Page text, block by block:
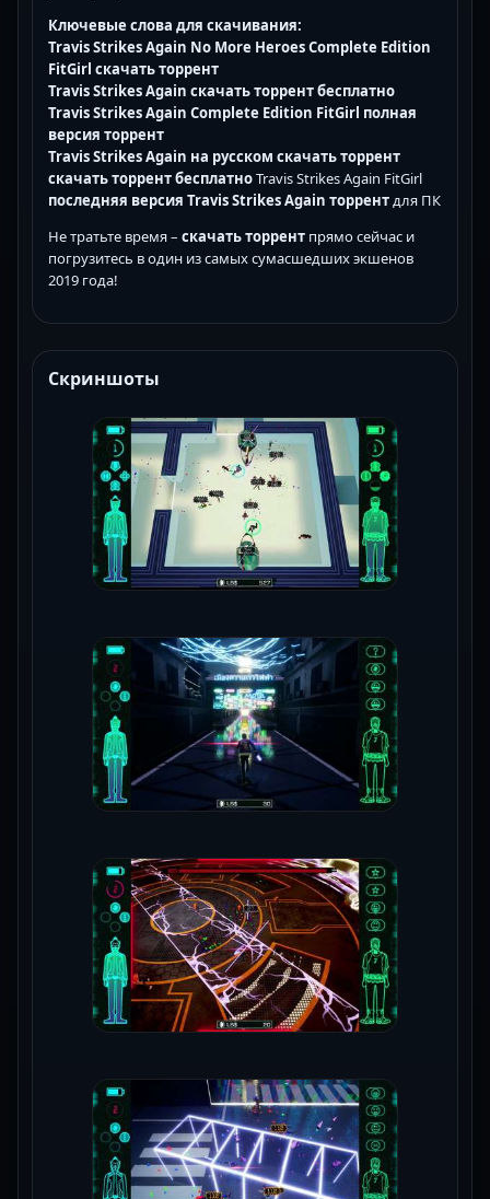
Ключевые слова для скачивания:
Travis Strikes Again No More Heroes Complete Edition
FitGirl скачать торрент
Travis Strikes Again скачать торрент бесплатно
Travis Strikes Again Complete Edition FitGirl полная
версия торрент
Travis Strikes Again на русском скачать торрент
скачать торрент бесплатноTravis Strikes Again FitGirl
последняя версия Travis Strikes Again торрент для ПК
Не тратьте время – скачать торрент прямо сейчас и
погрузитесь в один из самых сумасшедших экшенов
2019 года!
Скриншоты